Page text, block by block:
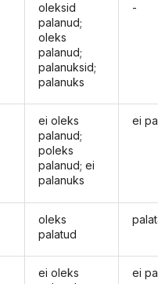
oleksid
palanud;
oleks
palanud;
palanuksid;
palanuks
ei oleks
palanud;
poleks
palanud; ei
palanuks
oleks
palatud
ei oleks
-
ei
ei